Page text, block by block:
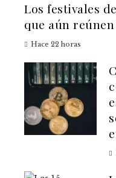
Los festivales
que aún
Hace 22 horas